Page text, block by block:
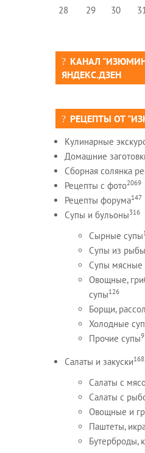
28 29 30
КАНАЛ
ЯНДЕКС.ДЗЕН
РЕЦЕПТЫ ОТ
Кулинарные
Домашние
Сборная солянка
Рецепты c фото2069
Рецепты форума147
Супы и бульоны316
Сырные супы
Супы из
Супы мясные
Овощные,
супы126
Борщи,
Холодные
Прочие супы9
Салаты и закуски
Салаты с
Салаты с
Овощные и
Паштеты,
Бутерброды,